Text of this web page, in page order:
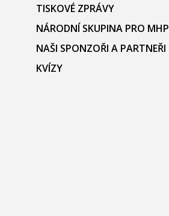
TISKOVÉ ZPRÁVY
NÁRODNÍ SKUPINA PRO MHP
NAŠI SPONZOŘI A PARTNEŘI
KVÍZY